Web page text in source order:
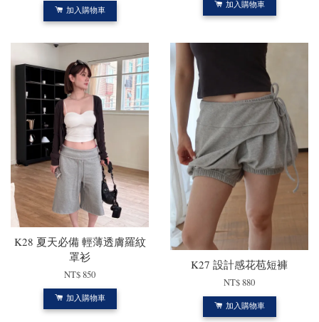
加入購物車
加入購物車
K28 夏天必備 輕薄透膚羅紋
罩衫
NT$ 850
加入購物車
K27 設計感花苞短褲
NT$ 880
加入購物車